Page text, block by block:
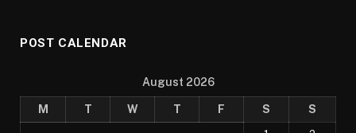
POST CALENDAR
August 2026
M T W T F S
S